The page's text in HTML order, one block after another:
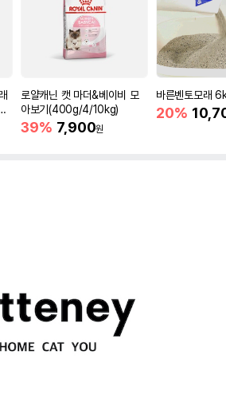
로얄캐닌 캣 마더&베이비 모
아보기(400g/4/10kg)
39% 7,900원
바른벤토모래
20%